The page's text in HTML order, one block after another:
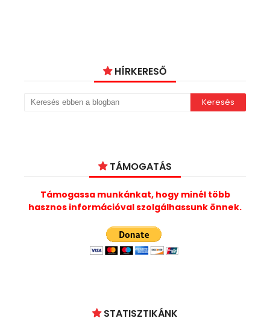
HÍRKERESŐ
TÁMOGATÁS
Támogassa munkánkat, hogy minél több
hasznos információval szolgálhassunk önnek.
STATISZTIKÁNK